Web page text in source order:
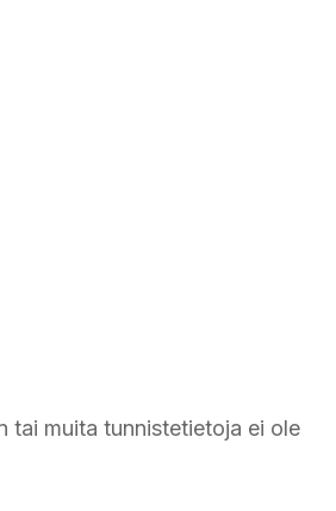
tai muita tunnistetietoja ei ole